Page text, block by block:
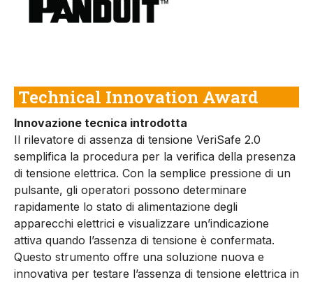
Technical Innovation Award
Innovazione tecnica introdotta
Il rilevatore di assenza di tensione VeriSafe 2.0
semplifica la procedura per la verifica della presenza
di tensione elettrica. Con la semplice pressione di un
pulsante, gli operatori possono determinare
rapidamente lo stato di alimentazione degli
apparecchi elettrici e visualizzare un’indicazione
attiva quando l’assenza di tensione è confermata.
Questo strumento offre una soluzione nuova e
innovativa per testare l’assenza di tensione elettrica in